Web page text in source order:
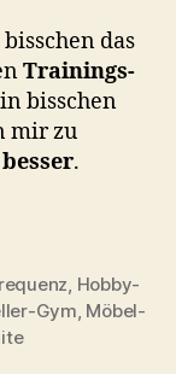
das
Trainings-
bisschen
mir zu
.
, Hobby-
Gym, Möbel-